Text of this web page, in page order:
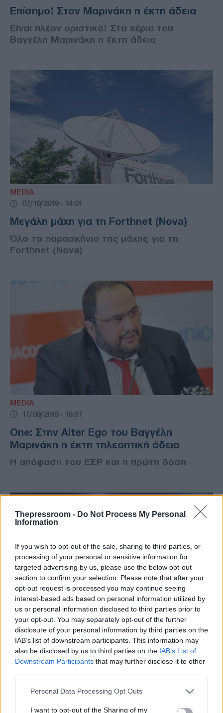
Thepressroom - Do Not Process My Personal
Information
If you wish to opt-out of the sale, sharing to third parties, or
processing of your personal or sensitive information for
targeted advertising by us, please use the below opt-out
section to confirm your selection. Please note that after your
opt-out request is processed you may continue seeing
interest-based ads based on personal information utilized by
us or personal information disclosed to third parties prior to
your opt-out. You may separately opt-out of the further
disclosure of your personal information by third parties on the
IAB’s list of downstream participants. This information may
also be disclosed by us to third parties on the IAB’s List of
Downstream Participants that may further disclose it to other
Please note that this website/app uses one or more Google
not limited to your visit or usage behaviour. You may click to
Personal Data Processing Opt Outs
I want to opt-out of the Sharing of my
Επίσημο! Στον Μαρινάκη η έκτη άδεια
Είναι πλέον οριστικό! Στα χέρια του
Βαγγέλη Μαρινάκη η έκτη άδεια
MEDIA
07/10/2019 - 14:01
Μεγάλη μάχη για τη Forthnet (Nova)
Όλο το παρασκήνιο της μάχης για τη
Forthnet (Nova)
MEDIA
17/09/2019 - 16:37
One: Στην Alter Ego του Βαγγέλη
Μαρινάκη η έκτη τηλεοπτική άδεια
Η απόφαση του ΕΣΡ και η πρώτη δόση
MEDIA
16/09/2019 - 10:20
Κυριακού, Σαββίδης, Μελισσανίδης κατά
Μαρινάκη για τη Nova
Η πρόταση του Βαγγέλη Μαρινάκη για την
Σαββίδη, Μελισσανίδη